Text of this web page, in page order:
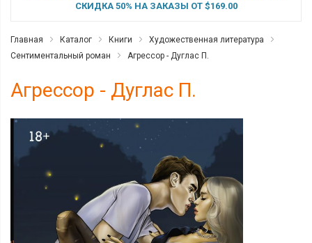
СКИДКА 50% НА ЗАКАЗЫ ОТ $169.00
Главная Каталог Книги
Художественная литература
Сентиментальный роман
Агрессор - Дуглас П.
Агрессор - Дуглас П.